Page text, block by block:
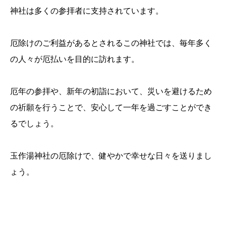
神社は多くの参拝者に支持されています。
厄除けのご利益があるとされるこの神社では、毎年多く
の人々が厄払いを目的に訪れます。
厄年の参拝や、新年の初詣において、災いを避けるため
の祈願を行うことで、安心して一年を過ごすことができ
るでしょう。
玉作湯神社の厄除けで、健やかで幸せな日々を送りまし
ょう。